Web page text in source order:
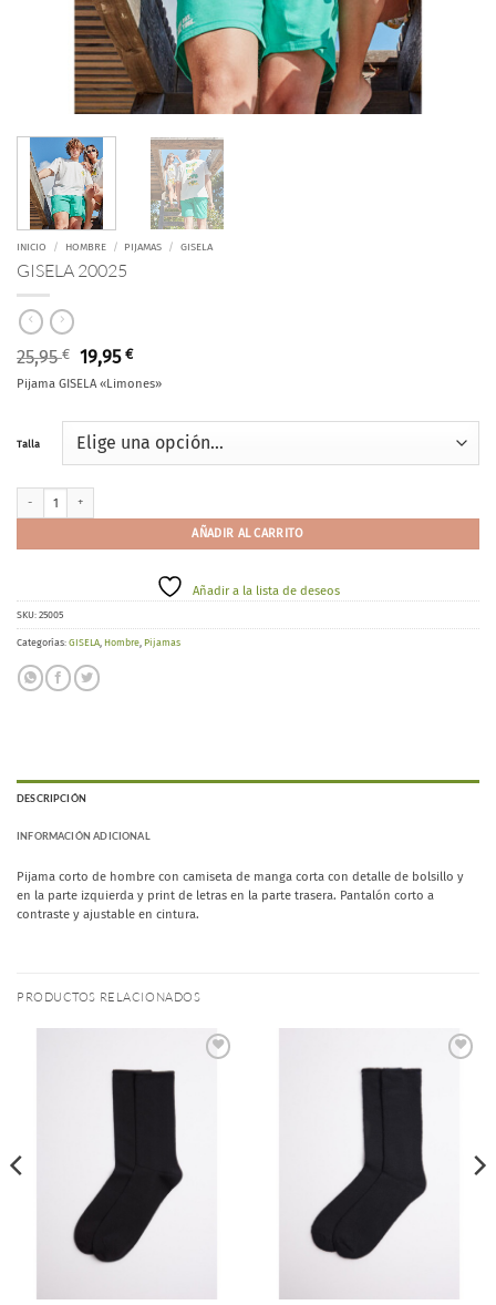
INICIO / HOMBRE / PIJAMAS / GISELA
GISELA 20025
25,95€ El
precio
original
25,95 €.
19,95€El
actual
19,95 €.
Pijama GISELA «Limones»
Talla
AÑADIR AL CARRITO
Añadir a la lista de deseos
SKU: 25005
Categorías: GISELA Hombre Pijamas
DESCRIPCIÓN
INFORMACIÓN ADICIONAL
Pijama corto de hombre con camiseta de manga corta con detalle de bolsillo y
en la parte izquierda y print de letras en la parte trasera. Pantalón corto a
contraste y ajustable en cintura.
PRODUCTOS RELACIONADOS